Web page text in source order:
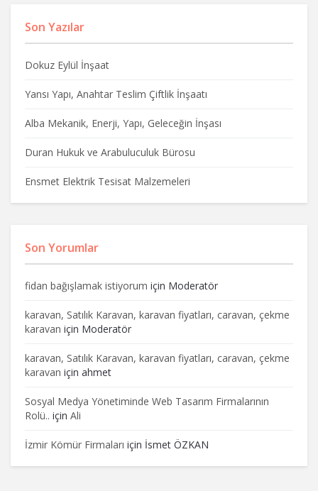
Son Yazılar
Dokuz Eylül İnşaat
Yansı Yapı, Anahtar Teslim Çiftlik İnşaatı
Alba Mekanik, Enerji, Yapı, Geleceğin İnşası
Duran Hukuk ve Arabuluculuk Bürosu
Ensmet Elektrik Tesisat Malzemeleri
Son Yorumlar
fidan bağışlamak istiyorum için Moderatör
karavan, Satılık Karavan, karavan fiyatları, caravan, çekme
karavan için Moderatör
karavan, Satılık Karavan, karavan fiyatları, caravan, çekme
karavan için ahmet
Sosyal Medya Yönetiminde Web Tasarım Firmalarının
Rolü.. için Ali
İzmir Kömür Firmaları için İsmet ÖZKAN